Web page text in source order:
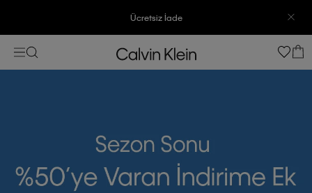
3500 TL Üzeri Ücretsiz Kargo
7500 TL Ve Üzeri Alışverişlerinizde 6 Taksit İmkanı